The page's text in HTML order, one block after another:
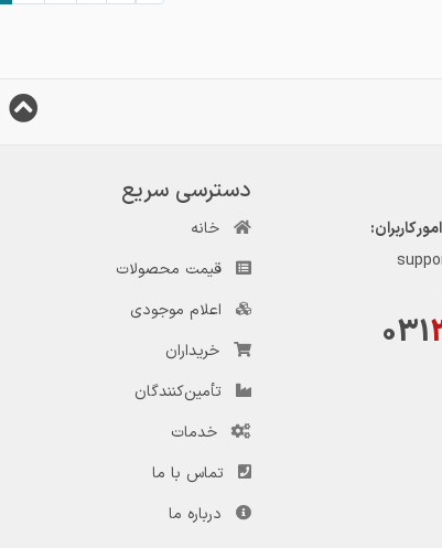
کاربران:
031
دسترسی سریع
خانه
قیمت محصولات
اعلام موجودی
خریداران
تأمین‌کنندگان
خدمات
تماس با ما
درباره ما